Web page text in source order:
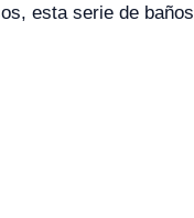
esta serie de baños